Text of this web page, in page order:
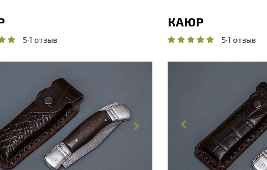
5·1 отзыв
длина, мм
клинка, мм
клинка, мм
28
обуха, мм
2.9
рукояти, мм
28.6
рукояти, мм
рукояти, мм
клинка, HRC
КАЮР
5·1 отзыв
Длина клинка, мм
Ширина клинка, мм
Толщина обуха, мм
Ширина рукояти, мм
Длина рукояти, мм
Толщина рукояти, мм
Твердость клинка, HRC